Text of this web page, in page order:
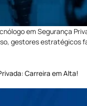
em Segurança
gestores estratégicos
Carreira em Alta!